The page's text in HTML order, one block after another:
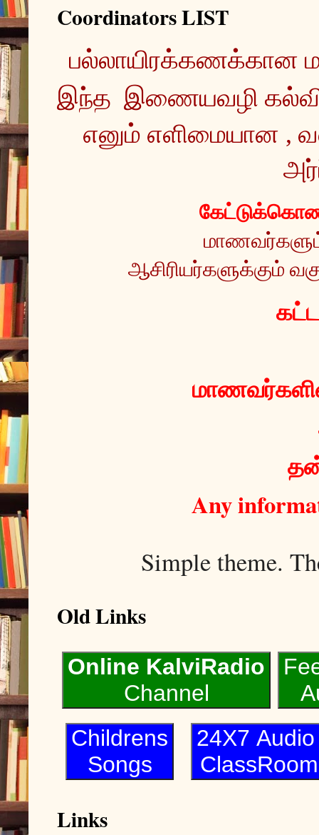
Coordinators LIST
இந்த  இணையவழி
எனும் எளிமையான ,
ஆசிரியர்களுக்கும்
Any
Simple theme.
Old Links
Online KalviRadio
Channel
Childrens
Songs
24X7
ClassRoom
Links